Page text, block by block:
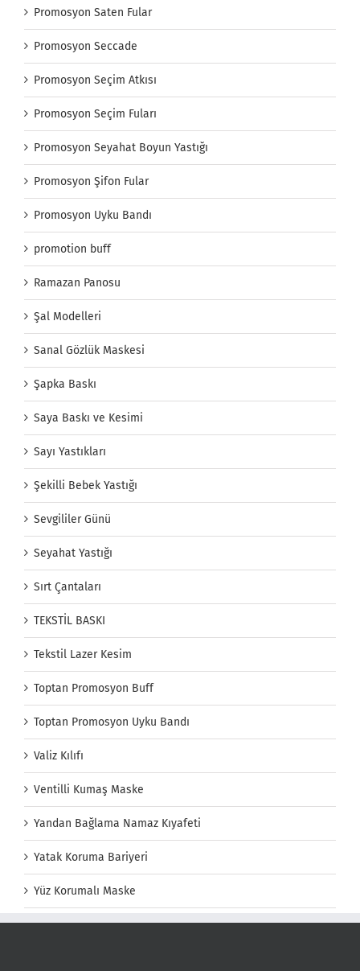
Promosyon Saten Fular
Promosyon Seccade
Promosyon Seçim Atkısı
Promosyon Seçim Fuları
Promosyon Seyahat Boyun Yastığı
Promosyon Şifon Fular
Promosyon Uyku Bandı
promotion buff
Ramazan Panosu
Şal Modelleri
Sanal Gözlük Maskesi
Şapka Baskı
Saya Baskı ve Kesimi
Sayı Yastıkları
Şekilli Bebek Yastığı
Sevgililer Günü
Seyahat Yastığı
Sırt Çantaları
TEKSTİL BASKI
Tekstil Lazer Kesim
Toptan Promosyon Buff
Toptan Promosyon Uyku Bandı
Valiz Kılıfı
Ventilli Kumaş Maske
Yandan Bağlama Namaz Kıyafeti
Yatak Koruma Bariyeri
Yüz Korumalı Maske